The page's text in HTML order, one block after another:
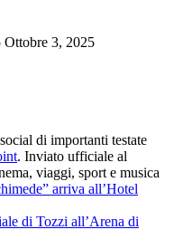
Ottobre 3, 2025
di importanti testate
. Inviato ufficiale al
viaggi, sport e musica
arriva all’Hotel
di Tozzi all’Arena di